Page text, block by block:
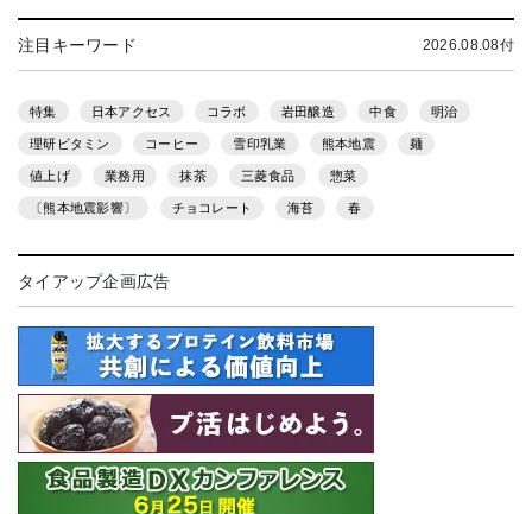
注目キーワード 2026.08.08付
特集 日本アクセス コラボ 岩田醸造 中食 明治
理研ビタミン コーヒー 雪印乳業 熊本地震 麺
値上げ 業務用 抹茶 三菱食品 惣菜
〔熊本地震影響〕 チョコレート 海苔 春
タイアップ企画広告